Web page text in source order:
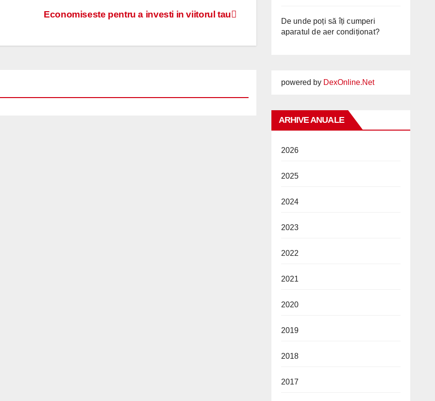
Economiseste pentru a investi in viitorul tau
De unde poți să îți cumperi
aparatul de aer condiționat?
powered by DexOnline.Net
ARHIVE ANUALE
2026
2025
2024
2023
2022
2021
2020
2019
2018
2017